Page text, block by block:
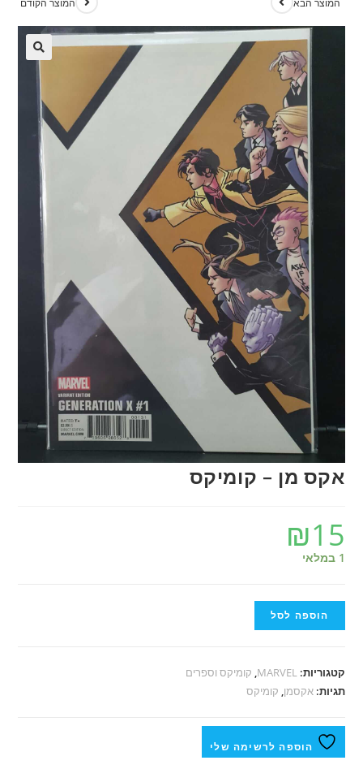
אקס מן – קומיקס
₪15
1 במלאי
הוספה לסל
קטגוריות:MARVEL
, קומיקס וספרים
תגיות:אקסמן, קומיקס
הוספה לרשימה שלי